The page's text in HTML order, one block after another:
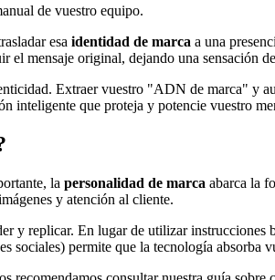
de vuestro equipo.
esa identidad de marca a una
mensaje original, dejando una sensación
Extraer vuestro "ADN de marca" y
inteligente que proteja y potencie vuestro
la personalidad de marca abarca la
y atención al cliente.
y replicar. En lugar de utilizar instrucciones
sociales) permite que la tecnología absorba